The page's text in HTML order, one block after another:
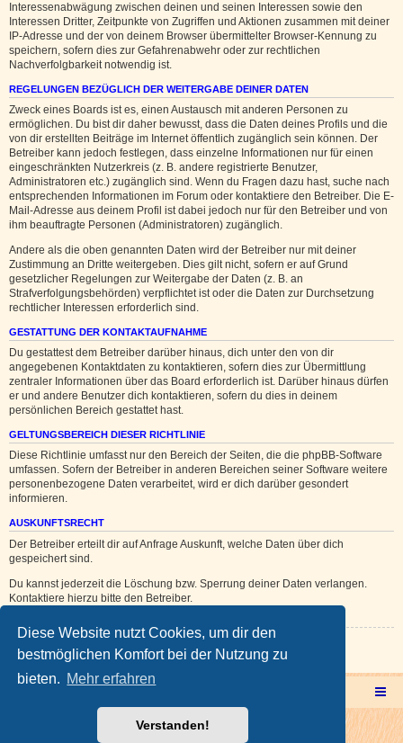
Diese Website nutzt Cookies, um dir den
bestmöglichen Komfort bei der Nutzung zu
bieten. Mehr erfahren
Verstanden!
Interessenabwägung zwischen deinen und seinen Interessen sowie den
Interessen Dritter, Zeitpunkte von Zugriffen und Aktionen zusammen mit deiner
IP-Adresse und der von deinem Browser übermittelter Browser-Kennung zu
speichern, sofern dies zur Gefahrenabwehr oder zur rechtlichen
Nachverfolgbarkeit notwendig ist.
REGELUNGEN BEZÜGLICH DER WEITERGABE DEINER DATEN
Zweck eines Boards ist es, einen Austausch mit anderen Personen zu
ermöglichen. Du bist dir daher bewusst, dass die Daten deines Profils und die
von dir erstellten Beiträge im Internet öffentlich zugänglich sein können. Der
Betreiber kann jedoch festlegen, dass einzelne Informationen nur für einen
eingeschränkten Nutzerkreis (z. B. andere registrierte Benutzer,
Administratoren etc.) zugänglich sind. Wenn du Fragen dazu hast, suche nach
entsprechenden Informationen im Forum oder kontaktiere den Betreiber. Die E-
Mail-Adresse aus deinem Profil ist dabei jedoch nur für den Betreiber und von
ihm beauftragte Personen (Administratoren) zugänglich.
Andere als die oben genannten Daten wird der Betreiber nur mit deiner
Zustimmung an Dritte weitergeben. Dies gilt nicht, sofern er auf Grund
gesetzlicher Regelungen zur Weitergabe der Daten (z. B. an
Strafverfolgungsbehörden) verpflichtet ist oder die Daten zur Durchsetzung
rechtlicher Interessen erforderlich sind.
GESTATTUNG DER KONTAKTAUFNAHME
Du gestattest dem Betreiber darüber hinaus, dich unter den von dir
angegebenen Kontaktdaten zu kontaktieren, sofern dies zur Übermittlung
zentraler Informationen über das Board erforderlich ist. Darüber hinaus dürfen
er und andere Benutzer dich kontaktieren, sofern du dies in deinem
persönlichen Bereich gestattet hast.
GELTUNGSBEREICH DIESER RICHTLINIE
Diese Richtlinie umfasst nur den Bereich der Seiten, die die phpBB-Software
umfassen. Sofern der Betreiber in anderen Bereichen seiner Software weitere
personenbezogene Daten verarbeitet, wird er dich darüber gesondert
informieren.
AUSKUNFTSRECHT
Der Betreiber erteilt dir auf Anfrage Auskunft, welche Daten über dich
gespeichert sind.
Du kannst jederzeit die Löschung bzw. Sperrung deiner Daten verlangen.
Kontaktiere hierzu bitte den Betreiber.
Zurück zur vorherigen Seite
Powered byphpBB® Forum Software © phpBB Limited
phpBB.de